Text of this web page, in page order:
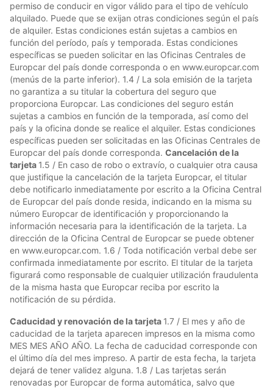
permiso de conducir en vigor válido para el tipo de vehículo
alquilado. Puede que se exijan otras condiciones según el país
de alquiler. Estas condiciones están sujetas a cambios en
función del período, país y temporada. Estas condiciones
específicas se pueden solicitar en las Oficinas Centrales de
Europcar del país donde corresponda o en www.europcar.com
(menús de la parte inferior). 1.4 / La sola emisión de la tarjeta
no garantiza a su titular la cobertura del seguro que
proporciona Europcar. Las condiciones del seguro están
sujetas a cambios en función de la temporada, así como del
país y la oficina donde se realice el alquiler. Estas condiciones
específicas pueden ser solicitadas en las Oficinas Centrales de
Europcar del país donde corresponda. Cancelación de la
tarjeta 1.5 / En caso de robo o extravío, o cualquier otra causa
que justifique la cancelación de la tarjeta Europcar, el titular
debe notificarlo inmediatamente por escrito a la Oficina Central
de Europcar del país donde resida, indicando en la misma su
número Europcar de identificación y proporcionando la
información necesaria para la identificación de la tarjeta. La
dirección de la Oficina Central de Europcar se puede obtener
en www.europcar.com. 1.6 / Toda notificación verbal debe ser
confirmada inmediatamente por escrito. El titular de la tarjeta
figurará como responsable de cualquier utilización fraudulenta
de la misma hasta que Europcar reciba por escrito la
notificación de su pérdida.
Caducidad y renovación de la tarjeta 1.7 / El mes y año de
caducidad de la tarjeta aparecen impresos en la misma como
MES MES AÑO AÑO. La fecha de caducidad corresponde con
el último día del mes impreso. A partir de esta fecha, la tarjeta
dejará de tener validez alguna. 1.8 / Las tarjetas serán
renovadas por Europcar de forma automática, salvo que